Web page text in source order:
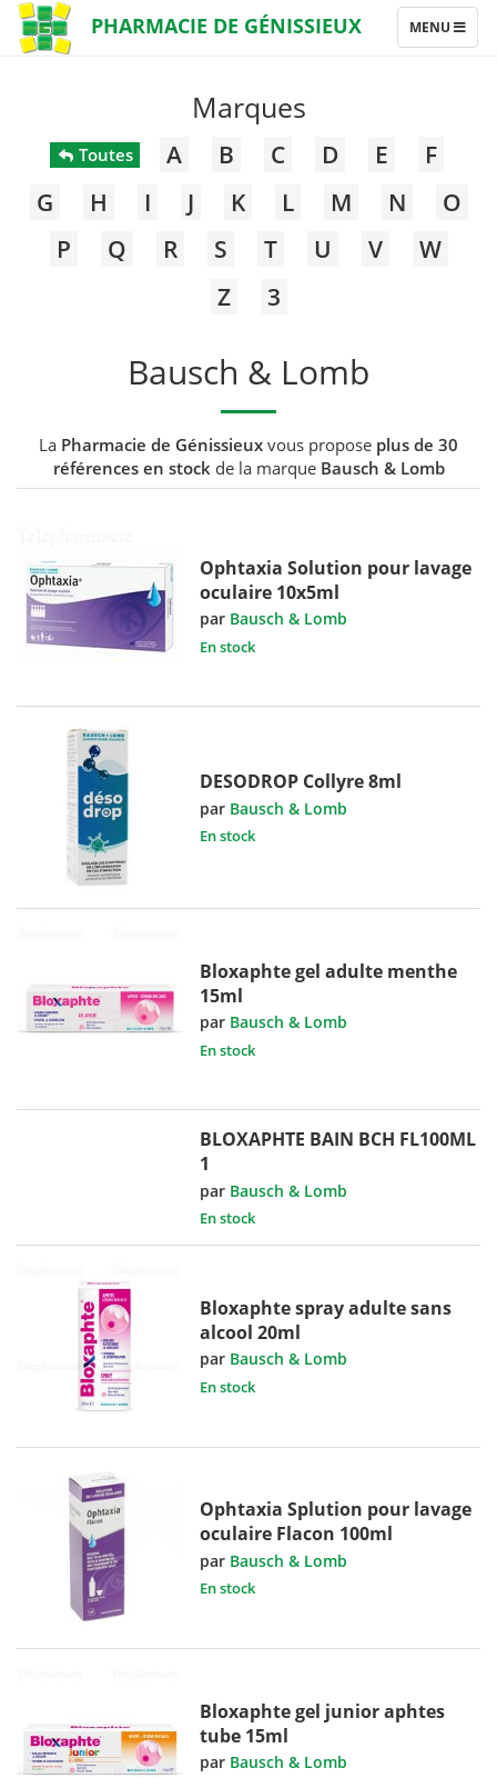
PHARMACIE DE GÉNISSIEUX
TOGGLE
NAVIGATION
MENU
Marques
Toutes A B C D E
F
G
H I J K L M N
O
P
Q R S T U V
W
Z
3
Bausch & Lomb
La Pharmacie de Génissieux vous propose plus de 30
références en stock de la marque Bausch & Lomb
Ophtaxia Solution pour lavage
oculaire 10x5ml
par Bausch & Lomb
En stock
DESODROP Collyre 8ml
par Bausch & Lomb
En stock
Bloxaphte gel adulte menthe
15ml
par Bausch & Lomb
En stock
BLOXAPHTE BAIN BCH FL100ML
1
par Bausch & Lomb
En stock
Bloxaphte spray adulte sans
alcool 20ml
par Bausch & Lomb
En stock
Ophtaxia Splution pour lavage
oculaire Flacon 100ml
par Bausch & Lomb
En stock
Bloxaphte gel junior aphtes
tube 15ml
par Bausch & Lomb